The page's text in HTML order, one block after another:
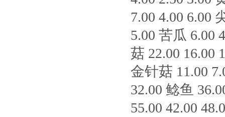
7.00 4.00 6.00
5.00 苦瓜 6.00
菇 22.00 16.00
金针菇 11.00
32.00 鲶鱼
55.00 42.00